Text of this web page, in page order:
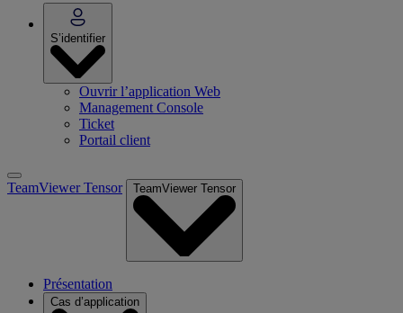
S’identifier
Ouvrir l’application Web
Management Console
Ticket
Portail client
TeamViewer Tensor TeamViewer Tensor
Présentation
Cas d’application